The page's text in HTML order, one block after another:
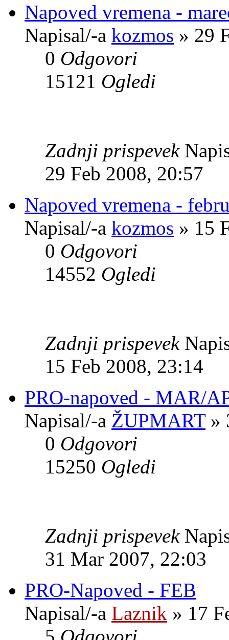
Napoved vremena -
Napisal/-a kozmos » 29
0 Odgovori
15121 Ogledi
Zadnji prispevek
29 Feb 2008, 20:57
Napoved vremena -
Napisal/-a kozmos » 15
0 Odgovori
14552 Ogledi
Zadnji prispevek
15 Feb 2008, 23:14
PRO-napoved - MAR/
Napisal/-a ŽUPMART»
0 Odgovori
15250 Ogledi
Zadnji prispevek
31 Mar 2007, 22:03
PRO-Napoved - FEB
Napisal/-a Laznik » 17